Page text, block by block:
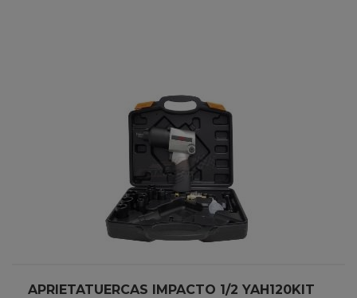
APRIETATUERCAS IMPACTO 1/2 YAH120KIT